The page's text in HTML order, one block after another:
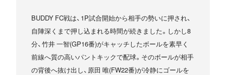
BUDDY FC戦は、1P試合開始から相手の勢いに押され、
自陣深くまで押し込まれる時間が続きました。しかし8
分、竹井 一智(GP16番)がキャッチしたボールを素早く
前線へ質の高いパントキックで配球。そのボールが相手
の背後へ抜け出し、原田 唯(FW22番)が冷静にゴールを